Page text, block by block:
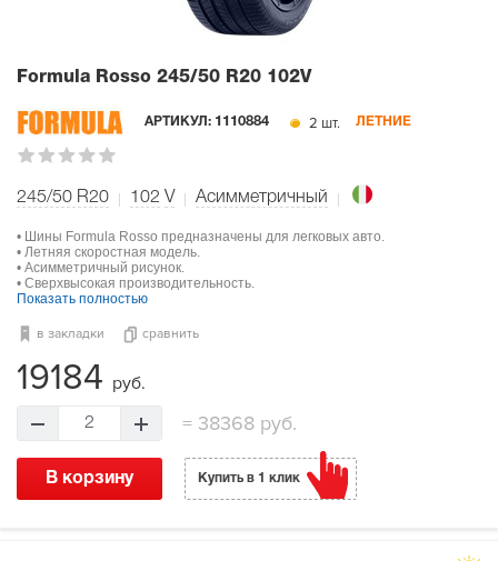
Formula Rosso 245/50 R20 102V
АРТИКУЛ: 1110884 2 шт. ЛЕТНИЕ
245/50 R20 102 V Асимметричный
• Шины Formula Rosso предназначены для легковых авто.
• Летняя скоростная модель.
• Асимметричный рисунок.
• Сверхвысокая производительность.
Показать полностью
в закладки сравнить
19184 руб.
2 = 38368 руб.
В корзину Купить в 1 клик